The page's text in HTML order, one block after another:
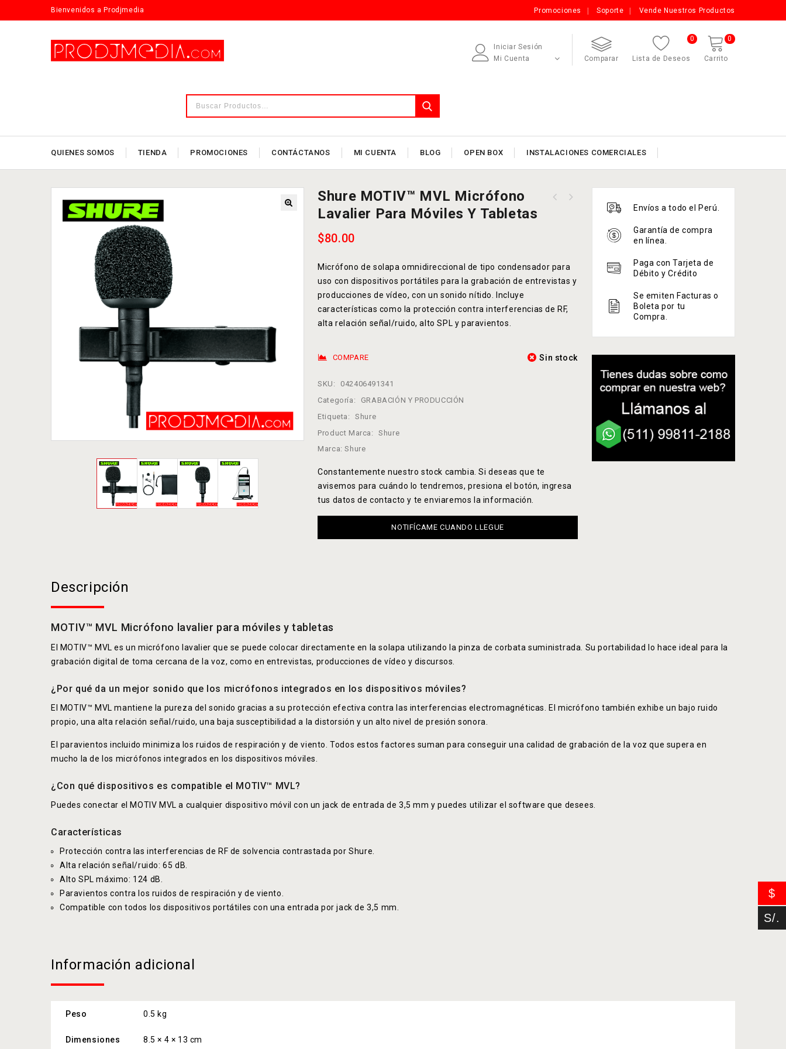
Bienvenidos a Prodjmedia Promociones Soporte Vende Nuestros Productos
Iniciar Sesión
Mi Cuenta
Comparar Lista de Deseos
0
Carrito
0
QUIENES SOMOS TIENDA PROMOCIONES CONTÁCTANOS MI CUENTA BLOG OPEN BOX INSTALACIONES COMERCIALES
Shure MOTIV™ MVL Micrófono
Lavalier Para Móviles Y Tabletas
$80.00
Micrófono de solapa omnidireccional de tipo condensador para
uso con dispositivos portátiles para la grabación de entrevistas y
producciones de vídeo, con un sonido nítido. Incluye
características como la protección contra interferencias de RF,
alta relación señal/ruido, alto SPL y paravientos.
Sin stock
COMPARE
SKU:
042406491341
Categoría:
GRABACIÓN Y PRODUCCIÓN
Etiqueta:
Shure
Product Marca:
Shure
Marca:Shure
Constantemente nuestro stock cambia. Si deseas que te
avisemos para cuándo lo tendremos, presiona el botón, ingresa
tus datos de contacto y te enviaremos la información.
NOTIFÍCAME CUANDO LLEGUE
Envíos a todo el Perú.
Garantía de compra
en línea.
Paga con Tarjeta de
Débito y Crédito
Se emiten Facturas o
Boleta por tu
Compra.
Descripción
MOTIV™ MVL Micrófono lavalier para móviles y tabletas
El MOTIV™ MVL es un micrófono lavalier que se puede colocar directamente en la solapa utilizando la pinza de corbata suministrada. Su portabilidad lo hace ideal para la
grabación digital de toma cercana de la voz, como en entrevistas, producciones de vídeo y discursos.
¿Por qué da un mejor sonido que los micrófonos integrados en los dispositivos móviles?
El MOTIV™ MVL mantiene la pureza del sonido gracias a su protección efectiva contra las interferencias electromagnéticas. El micrófono también exhibe un bajo ruido
propio, una alta relación señal/ruido, una baja susceptibilidad a la distorsión y un alto nivel de presión sonora.
El paravientos incluido minimiza los ruidos de respiración y de viento. Todos estos factores suman para conseguir una calidad de grabación de la voz que supera en
mucho la de los micrófonos integrados en los dispositivos móviles.
¿Con qué dispositivos es compatible el MOTIV™ MVL?
Puedes conectar el MOTIV MVL a cualquier dispositivo móvil con un jack de entrada de 3,5 mm y puedes utilizar el software que desees.
Características
Protección contra las interferencias de RF de solvencia contrastada por Shure.
Alta relación señal/ruido: 65 dB.
Alto SPL máximo: 124 dB.
Paravientos contra los ruidos de respiración y de viento.
Compatible con todos los dispositivos portátiles con una entrada por jack de 3,5 mm.
Información adicional
Peso 0.5 kg
Dimensiones 8.5 × 4 × 13 cm
$
S/.